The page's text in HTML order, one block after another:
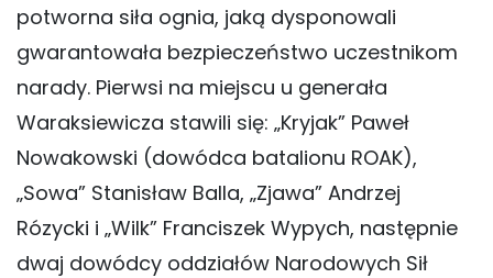
potworna siła ognia, jaką dysponowali
gwarantowała bezpieczeństwo uczestnikom
narady. Pierwsi na miejscu u generała
Waraksiewicza stawili się: „Kryjak” Paweł
Nowakowski (dowódca batalionu ROAK),
„Sowa” Stanisław Balla, „Zjawa” Andrzej
Rózycki i „Wilk” Franciszek Wypych, następnie
dwaj dowódcy oddziałów Narodowych Sił